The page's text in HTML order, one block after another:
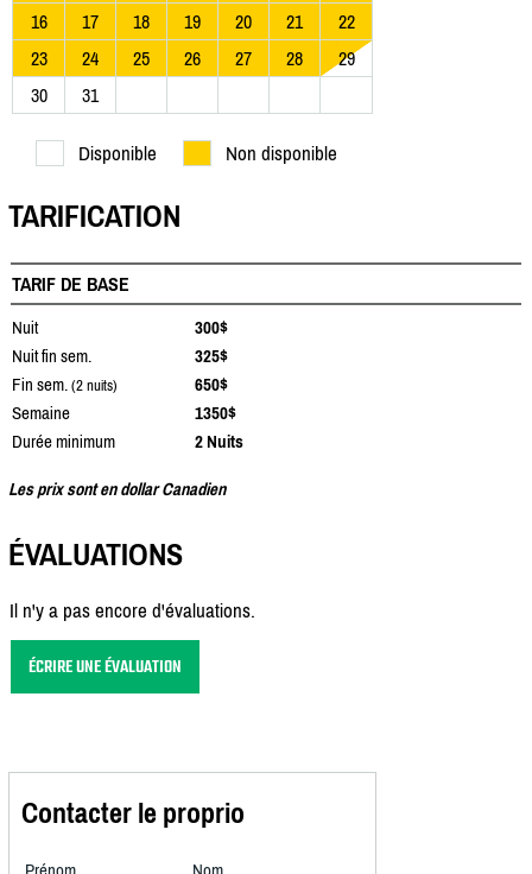
16
17 18 19 20 21
22
23
24 25 26 27 28
29
30
31
Disponible Non disponible
TARIFICATION
TARIF DE BASE
Nuit
300$
Nuit fin sem.
325$
Fin sem. (2 nuits)
650$
Semaine
1350$
Durée minimum
2 Nuits
Les prix sont en dollar Canadien
ÉVALUATIONS
Il n'y a pas encore d'évaluations.
ÉCRIRE UNE ÉVALUATION
Contacter le proprio